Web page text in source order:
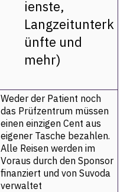
ienste,
Langzeitunterk
ünfte und
mehr)
Weder der Patient noch
das Prüfzentrum müssen
einen einzigen Cent aus
eigener Tasche bezahlen.
Alle Reisen werden im
Voraus durch den Sponsor
finanziert und von Suvoda
verwaltet